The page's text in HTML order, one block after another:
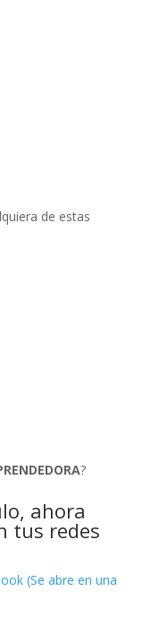
de estas
?
ahora
tus redes
(Se abre en una